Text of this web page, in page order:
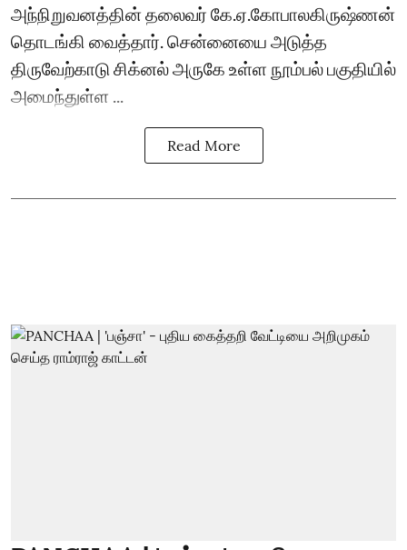
அந்நிறுவனத்தின் தலைவர் கே.ஏ.கோபாலகிருஷ்ணன்
தொடங்கி வைத்தார். சென்னையை அடுத்த
திருவேற்காடு சிக்னல் அருகே உள்ள நூம்பல் பகுதியில்
அமைந்துள்ள ...
Read More